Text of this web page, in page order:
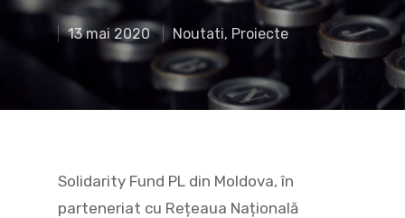
13 mai 2020 Noutati, Proiecte
Solidarity Fund PL din Moldova, în
parteneriat cu Rețeaua Națională